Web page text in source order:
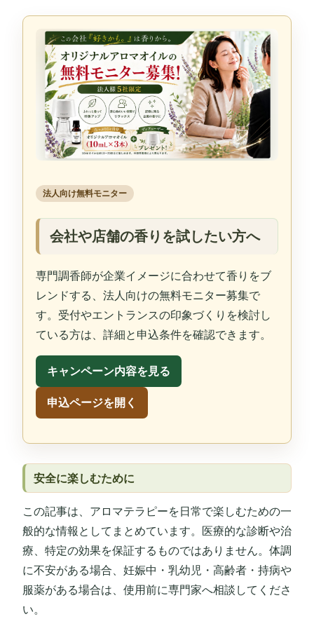
法人向け無料モニター
会社や店舗の香りを試したい方へ
専門調香師が企業イメージに合わせて香りをブ
レンドする、法人向けの無料モニター募集で
す。受付やエントランスの印象づくりを検討し
ている方は、詳細と申込条件を確認できます。
キャンペーン内容を見る
申込ページを開く
安全に楽しむために
この記事は、アロマテラピーを日常で楽しむための一
般的な情報としてまとめています。医療的な診断や治
療、特定の効果を保証するものではありません。体調
に不安がある場合、妊娠中・乳幼児・高齢者・持病や
服薬がある場合は、使用前に専門家へ相談してくださ
い。